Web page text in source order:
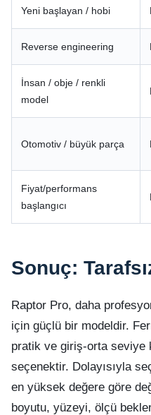
Yeni başlayan / hobi
Reverse engineering
İnsan / obje / renkli
model
Otomotiv / büyük parça
Fiyat/performans
başlangıcı
Sonuç:
Raptor Pro, daha
için güçlü bir modeldir.
pratik ve giriş-orta seviye
seçenektir. Dolayısıyla
en yüksek değere göre
boyutu, yüzeyi, ölçü